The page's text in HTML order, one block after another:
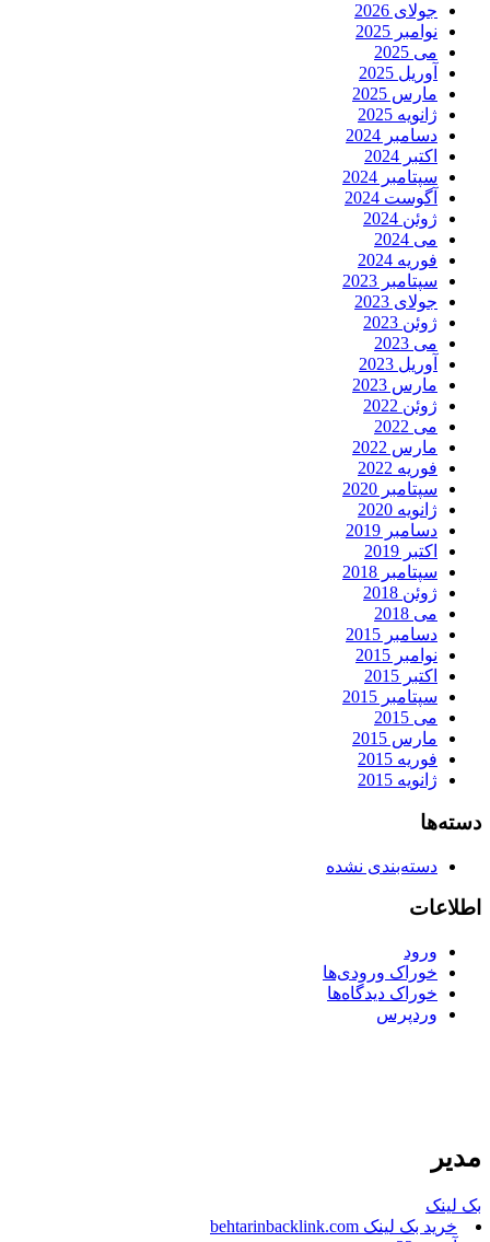
جولای 2026
نوامبر 2025
می 2025
آوریل 2025
مارس 2025
ژانویه 2025
دسامبر 2024
اکتبر 2024
سپتامبر 2024
آگوست 2024
ژوئن 2024
می 2024
فوریه 2024
سپتامبر 2023
جولای 2023
ژوئن 2023
می 2023
آوریل 2023
مارس 2023
ژوئن 2022
می 2022
مارس 2022
فوریه 2022
سپتامبر 2020
ژانویه 2020
دسامبر 2019
اکتبر 2019
سپتامبر 2018
ژوئن 2018
می 2018
دسامبر 2015
نوامبر 2015
اکتبر 2015
سپتامبر 2015
می 2015
مارس 2015
فوریه 2015
ژانویه 2015
دسته‌ها
دسته‌بندی نشده
اطلاعات
ورود
خوراک ورودی‌ها
خوراک دیدگاه‌ها
وردپرس
مدیر
بک لینک
خرید بک لینک behtarinbacklink.com